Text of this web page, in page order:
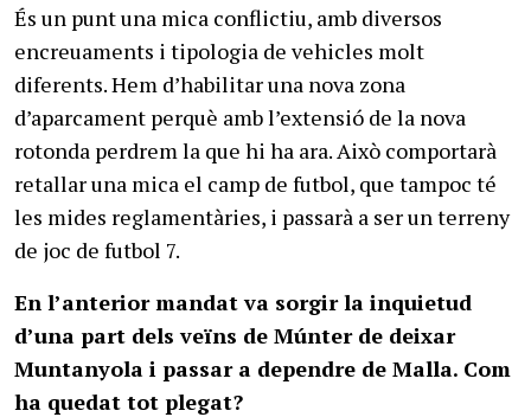
És un punt una mica conflictiu, amb diversos
encreuaments i tipologia de vehicles molt
diferents. Hem d’habilitar una nova zona
d’aparcament perquè amb l’extensió de la nova
rotonda perdrem la que hi ha ara. Això comportarà
retallar una mica el camp de futbol, que tampoc té
les mides reglamentàries, i passarà a ser un terreny
de joc de futbol 7.
En l’anterior mandat va sorgir la inquietud
d’una part dels veïns de Múnter de deixar
Muntanyola i passar a dependre de Malla. Com
ha quedat tot plegat?